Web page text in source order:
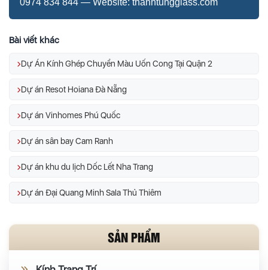
0974 834 844 — Website: thanhtungglass.com
Bài viết khác
Dự Án Kính Ghép Chuyển Màu Uốn Cong Tại Quận 2
Dự án Resot Hoiana Đà Nẵng
Dự án Vinhomes Phú Quốc
Dự án sân bay Cam Ranh
Dự án khu du lịch Dốc Lết Nha Trang
Dự án Đại Quang Minh Sala Thủ Thiêm
SẢN PHẨM